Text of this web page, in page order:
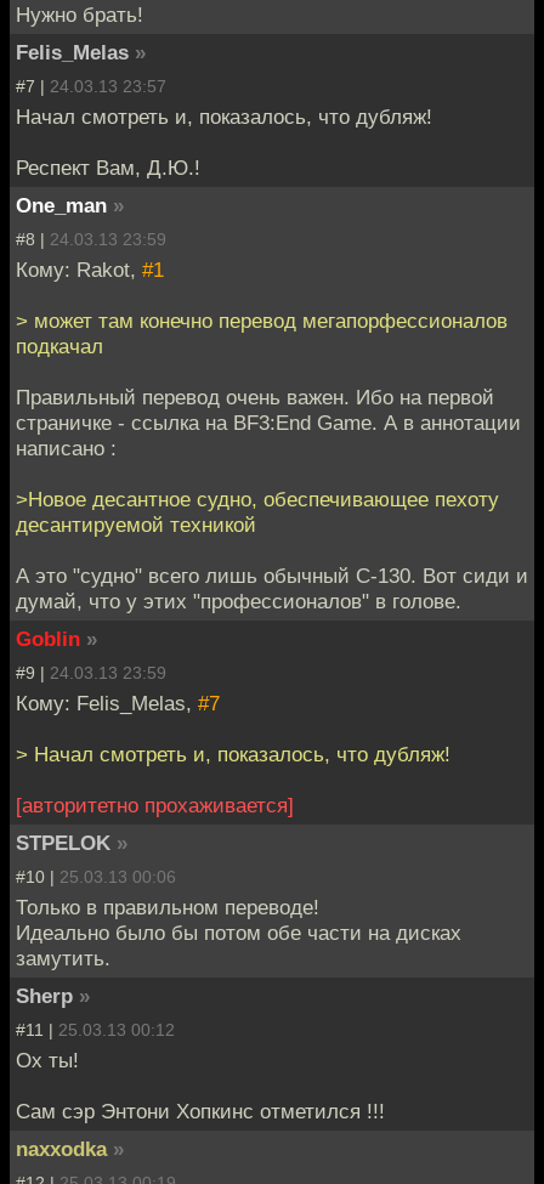
Нужно брать!
Felis_Melas »
#7 | 24.03.13 23:57
Начал смотреть и, показалось, что дубляж!
Респект Вам, Д.Ю.!
One_man »
#8 | 24.03.13 23:59
Кому: Rakot, #1
> может там конечно перевод мегапорфессионалов
подкачал
Правильный перевод очень важен. Ибо на первой
страничке - ссылка на BF3:End Game. А в аннотации
написано :
>Новое десантное судно, обеспечивающее пехоту
десантируемой техникой
А это "судно" всего лишь обычный С-130. Вот сиди и
думай, что у этих "профессионалов" в голове.
Goblin »
#9 | 24.03.13 23:59
Кому: Felis_Melas, #7
> Начал смотреть и, показалось, что дубляж!
[авторитетно прохаживается]
STPELOK »
#10 | 25.03.13 00:06
Только в правильном переводе!
Идеально было бы потом обе части на дисках
замутить.
Sherp »
#11 | 25.03.13 00:12
Ох ты!
Сам сэр Энтони Хопкинс отметился !!!
naxxodka »